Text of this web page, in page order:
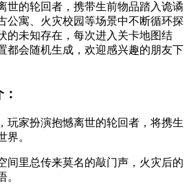
世的轮回者，携带生前物品踏入诡谲
公寓、火灾校园等场景中不断循环探
的未知存在，每次进入关卡地图结
都会随机生成，欢迎感兴趣的朋友下
家扮演抱憾离世的轮回者，将携生
界。
里总传来莫名的敲门声，火灾后的
。